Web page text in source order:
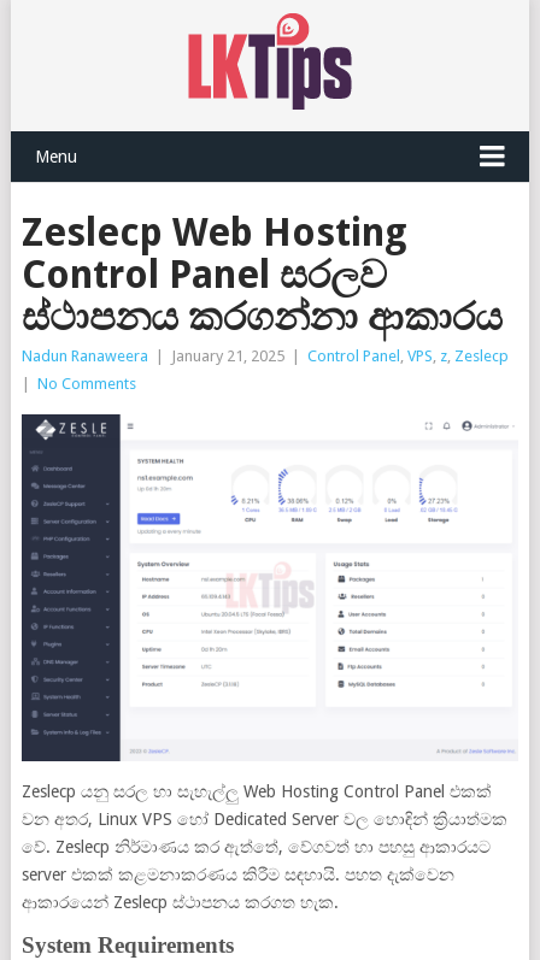
Menu
Zeslecp Web Hosting
Control Panel සරලව
ස්ථාපනය කරගන්නා ආකාරය
Nadun Ranaweera January 21, 2025 Control Panel , VPS, z, Zeslecp
No Comments
Zeslecp යනු සරල හා සැහැල්ලු Web Hosting Control Panel එකක්
වන අතර, Linux VPS හෝ Dedicated Server වල හොඳින් ක්‍රියාත්මක
වේ. Zeslecp නිර්මාණය කර ඇත්තේ, වේගවත් හා පහසු ආකාරයට
server එකක් කළමනාකරණය කිරීම සඳහායි. පහත දැක්වෙන
ආකාරයෙන් Zeslecp ස්ථාපනය කරගත හැක.
System Requirements